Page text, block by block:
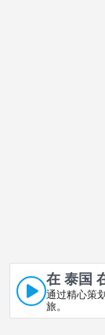
在 泰国
通过精心策
旅。